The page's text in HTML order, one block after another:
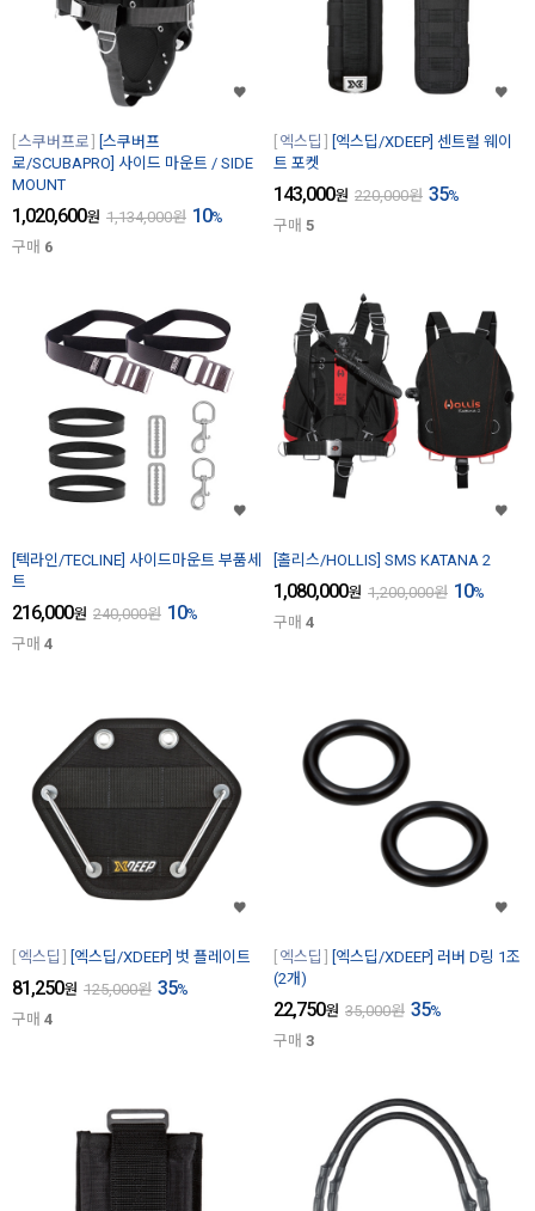
스쿠버프로
[스쿠버프
로/SCUBAPRO] 사이드 마운트 / SIDE
MOUNT
1,020,600원 1,134,000원 10%
구매 6
엑스딥
[엑스딥/XDEEP] 센트럴 웨이
트 포켓
143,000원 220,000원 35%
구매 5
[텍라인/TECLINE] 사이드마운트 부품세
트
216,000원 240,000원 10%
구매 4
[홀리스/HOLLIS] SMS KATANA 2
1,080,000원 1,200,000원 10%
구매 4
엑스딥 [엑스딥/XDEEP] 벗 플레이트
81,250원 125,000원 35%
구매 4
엑스딥
[엑스딥/XDEEP] 러버 D링 1조
(2개)
22,750원 35,000원 35%
구매 3